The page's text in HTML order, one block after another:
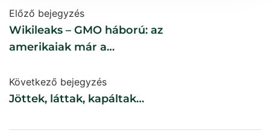
Előző bejegyzés
Wikileaks – GMO háború: az
amerikaiak már a
Következő bejegyzés
Jöttek, láttak, kapáltak…